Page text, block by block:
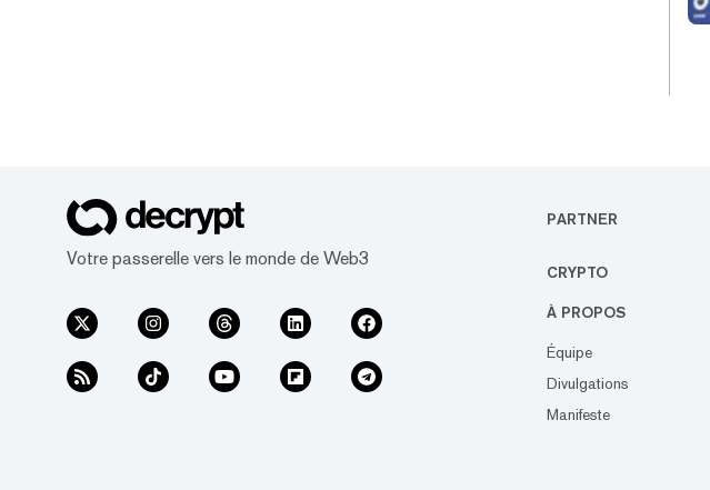
Votre passerelle vers le monde de Web3
PARTNER
CRYPTO
À PROPOS
Équipe
Divulgations
Manifeste